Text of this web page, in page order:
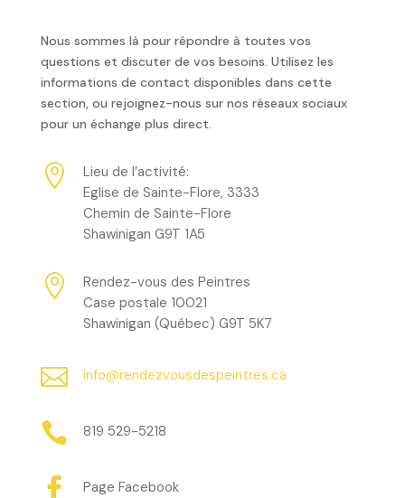
Nous sommes là pour répondre à toutes vos
questions et discuter de vos besoins. Utilisez les
informations de contact disponibles dans cette
section, ou rejoignez-nous sur nos réseaux sociaux
pour un échange plus direct.

Lieu de l’activité:
Eglise de Sainte-Flore, 3333
Chemin de Sainte-Flore
Shawinigan G9T 1A5

Rendez-vous des Peintres
Case postale 10021
Shawinigan (Québec) G9T 5K7
 info@rendezvousdespeintres.ca
 819 529-5218
 Page Facebook